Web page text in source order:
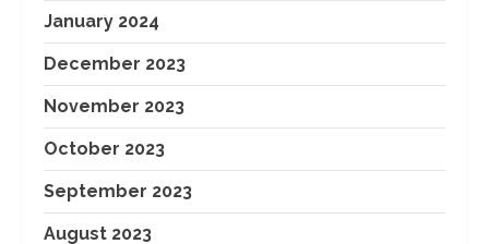
January 2024
December 2023
November 2023
October 2023
September 2023
August 2023